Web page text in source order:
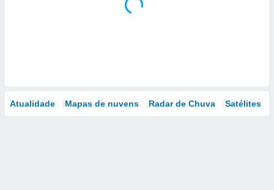
Atualidade Mapas de nuvens Radar de Chuva Satélites